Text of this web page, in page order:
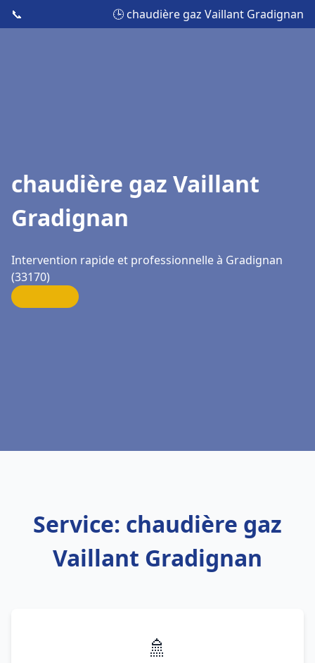
📞 🕒 chaudière gaz Vaillant Gradignan
chaudière gaz Vaillant
Gradignan
Intervention rapide et professionnelle à Gradignan
(33170)
Service: chaudière gaz
Vaillant Gradignan
🚿